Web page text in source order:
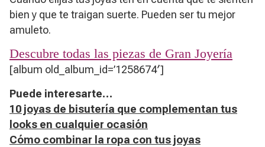
bien y que te traigan suerte. Pueden ser tu mejor
amuleto.
Descubre todas las piezas de Gran Joyería
[album old_album_id=’1258674′]
Puede interesarte…
10 joyas de bisutería que complementan tus
looks en cualquier ocasión
Cómo combinar la ropa con tus joyas